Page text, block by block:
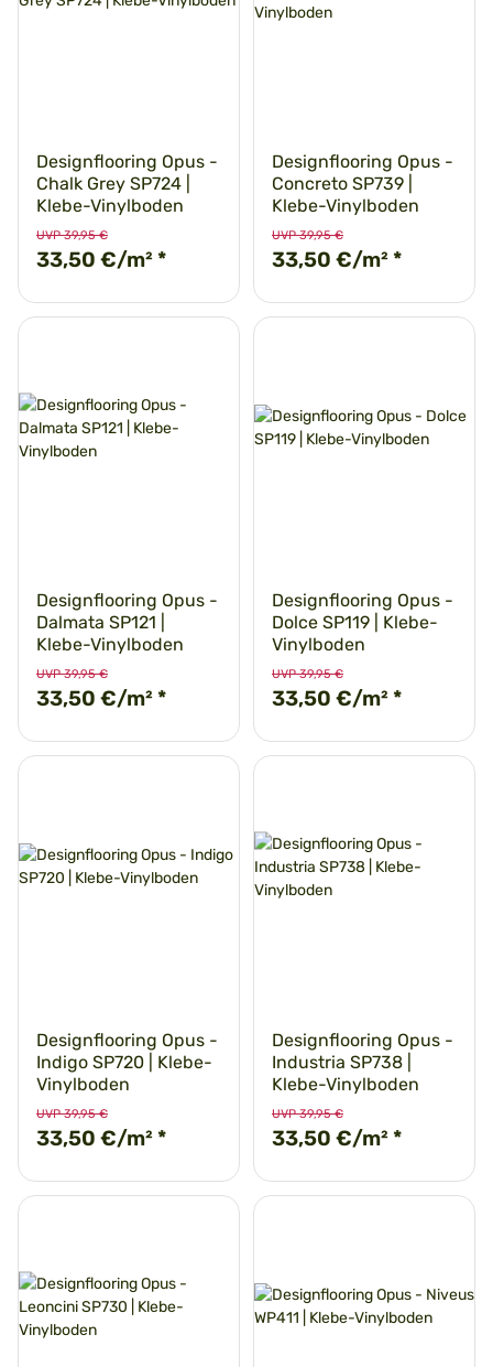
Designflooring Opus -
Chalk Grey SP724 |
Klebe-Vinylboden
UVP 39,95 €
33,50 €/m² *
Designflooring Opus -
Concreto SP739 |
Klebe-Vinylboden
UVP 39,95 €
33,50 €/m² *
Designflooring Opus -
Dalmata SP121 |
Klebe-Vinylboden
UVP 39,95 €
33,50 €/m² *
Designflooring Opus -
Dolce SP119 | Klebe-
Vinylboden
UVP 39,95 €
33,50 €/m² *
Designflooring Opus -
Indigo SP720 | Klebe-
Vinylboden
UVP 39,95 €
33,50 €/m² *
Designflooring Opus -
Industria SP738 |
Klebe-Vinylboden
UVP 39,95 €
33,50 €/m² *